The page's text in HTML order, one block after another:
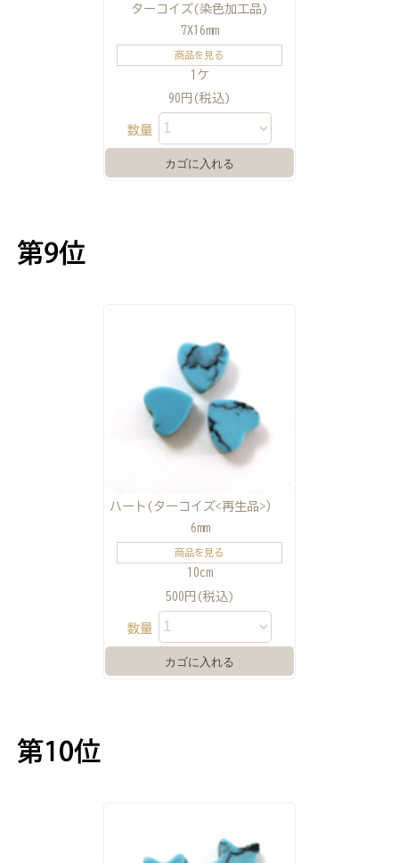
ターコイズ(染色加工品)
7X16mm
商品を見る
1ケ
90円(税込)
数量
ハート(ターコイズ<再生品>）
6mm
商品を見る
10cm
500円(税込)
数量